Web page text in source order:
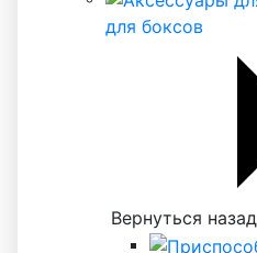
для боксов
Вернуться назад